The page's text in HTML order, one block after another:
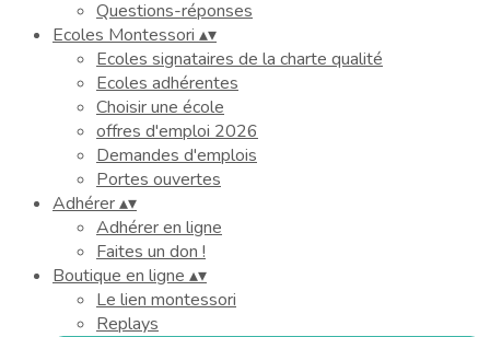
Questions-réponses
Ecoles Montessori ▴▾
Ecoles signataires de la charte qualité
Ecoles adhérentes
Choisir une école
offres d'emploi 2026
Demandes d'emplois
Portes ouvertes
Adhérer▴▾
Adhérer en ligne
Faites un don !
Boutique en ligne ▴▾
Le lien montessori
Replays